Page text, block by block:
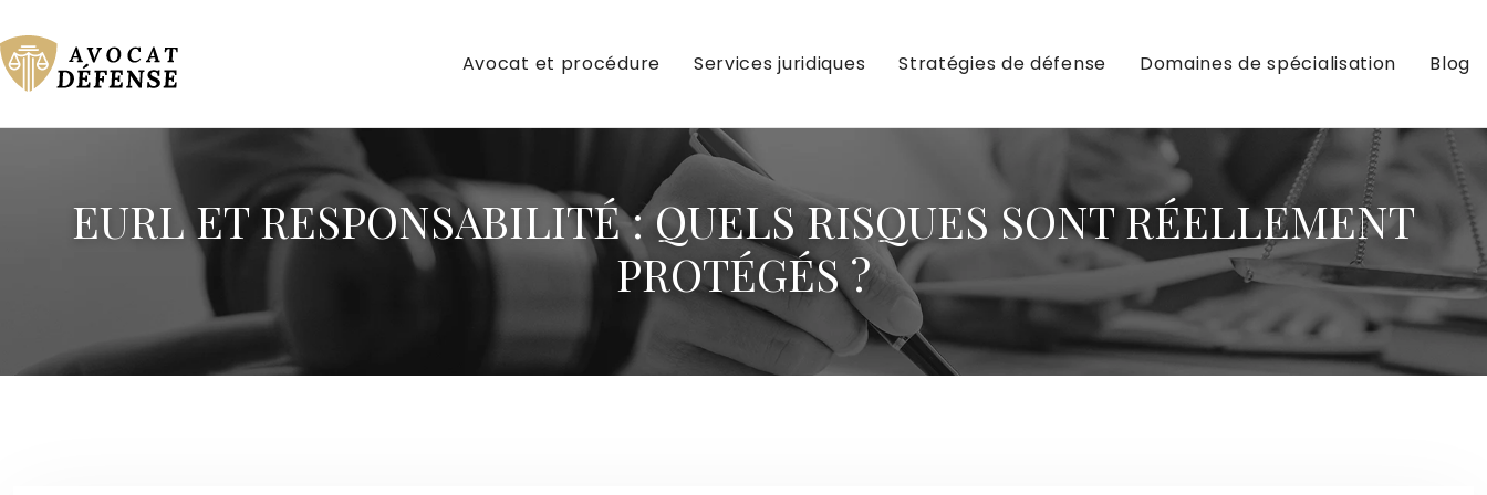
Avocat et procédure Services juridiques Stratégies de défense Domaines de spécialisation Blog
EURL ET RESPONSABILITÉ : QUELS RISQUES SONT RÉELLEMENT
PROTÉGÉS ?